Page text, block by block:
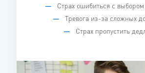
Страх ошибиться с
Тревога из-за сложных
Страх пропустить